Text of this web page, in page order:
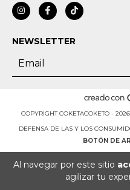
Al navegar por este sitio
agilizar tu
NEWSLETTER
COPYRIGHT COKETACOKETO -
DEFENSA DE LAS Y LOS
BOTÓN DE